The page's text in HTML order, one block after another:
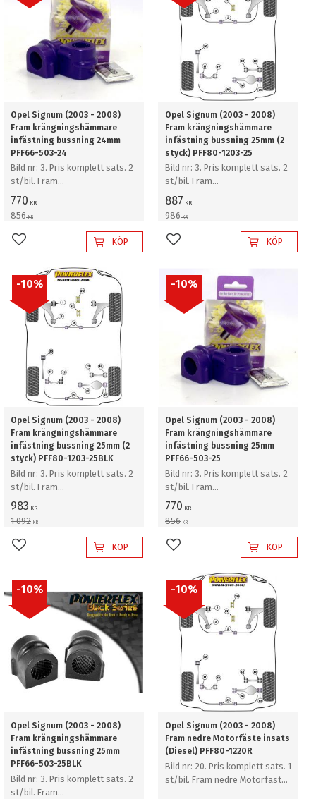
Opel Signum (2003 - 2008)
Fram krängningshämmare
infästning bussning 24mm
PFF66-503-24
Bild nr: 3. Pris komplett sats. 2
st/bil. Fram
krängningshämmare
infästning bussning 24mm
770 KR
856KR
Lägg till i favoriterKÖP
Opel Signum (2003 - 2008)
Fram krängningshämmare
infästning bussning 25mm (2
styck) PFF80-1203-25
Bild nr: 3. Pris komplett sats. 2
st/bil. Fram
krängningshämmare
infästning bussning 25mm (2
styck)
887 KR
986KR
Lägg till i favoriterKÖP
Opel Signum (2003 - 2008)
Fram krängningshämmare
infästning bussning 25mm (2
styck) PFF80-1203-25BLK
Bild nr: 3. Pris komplett sats. 2
st/bil. Fram
krängningshämmare
infästning bussning 25mm (2
styck)
983 KR
1 092KR
10%
Lägg till i favoriterKÖP
Opel Signum (2003 - 2008)
Fram krängningshämmare
infästning bussning 25mm
PFF66-503-25
Bild nr: 3. Pris komplett sats. 2
st/bil. Fram
krängningshämmare
infästning bussning 25mm
770 KR
856KR
10%
Lägg till i favoriterKÖP
Opel Signum (2003 - 2008)
Fram krängningshämmare
infästning bussning 25mm
PFF66-503-25BLK
Bild nr: 3. Pris komplett sats. 2
st/bil. Fram
10%
Opel Signum (2003 - 2008)
Fram nedre Motorfäste insats
(Diesel) PFF80-1220R
Bild nr: 20. Pris komplett sats. 1
st/bil. Fram nedre Motorfäste
10%